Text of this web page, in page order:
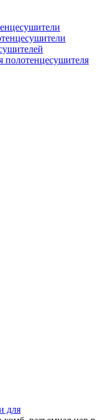
полотенцесушителя
для